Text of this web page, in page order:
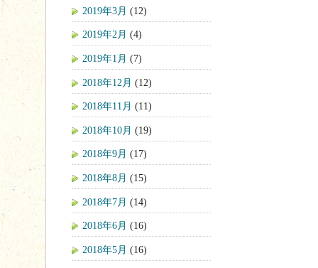
2019年3月 (12)
2019年2月 (4)
2019年1月 (7)
2018年12月 (12)
2018年11月 (11)
2018年10月 (19)
2018年9月 (17)
2018年8月 (15)
2018年7月 (14)
2018年6月 (16)
2018年5月 (16)